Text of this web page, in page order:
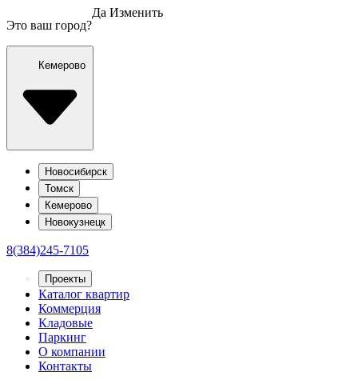
Это ваш город?
Да Изменить
Кемерово
Новосибирск
Томск
Кемерово
Новокузнецк
8(384)245-7105
Проекты
Каталог квартир
Коммерция
Кладовые
Паркинг
О компании
Контакты